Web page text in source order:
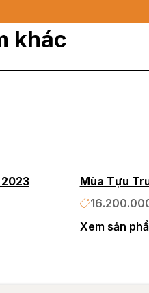
khác
2023
Mùa Tựu
Xem sản